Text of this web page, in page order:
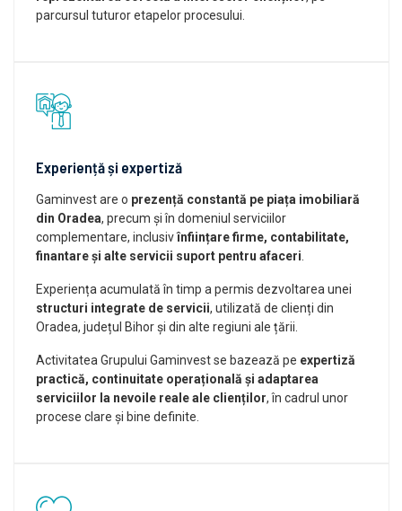
parcursul tuturor etapelor procesului.
Experiență și expertiză
Gaminvest are o prezență constantă pe piața imobiliară
din Oradea, precum și în domeniul serviciilor
complementare, inclusivînființare firme, contabilitate,
finantare și alte servicii suport pentru afaceri
Experiența acumulată în timp a permis dezvoltarea unei
structuri integrate de servicii, utilizată de clienți din
Oradea, județul Bihor și din alte regiuni ale țării.
Activitatea Grupului Gaminvest se bazează pe expertiză
practică, continuitate operațională și adaptarea
serviciilor la nevoile reale ale clienților, în cadrul unor
procese clare și bine definite.